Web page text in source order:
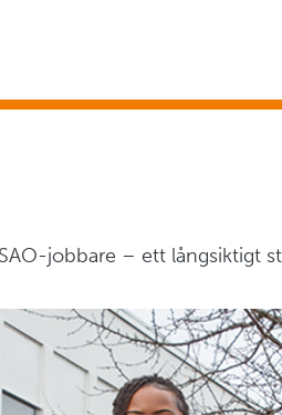
jobbare – ett långsiktigt